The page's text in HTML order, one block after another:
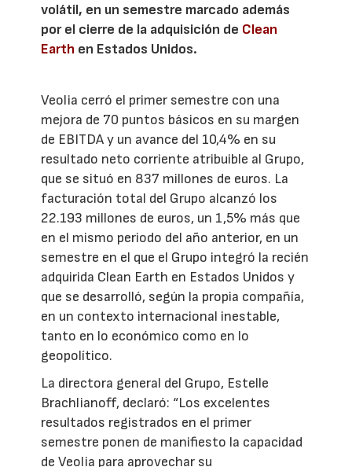
volátil, en un semestre marcado además
por el cierre de la adquisición de Clean
Earth en Estados Unidos.
Veolia cerró el primer semestre con una
mejora de 70 puntos básicos en su margen
de EBITDA y un avance del 10,4% en su
resultado neto corriente atribuible al Grupo,
que se situó en 837 millones de euros. La
facturación total del Grupo alcanzó los
22.193 millones de euros, un 1,5% más que
en el mismo periodo del año anterior, en un
semestre en el que el Grupo integró la recién
adquirida Clean Earth en Estados Unidos y
que se desarrolló, según la propia compañía,
en un contexto internacional inestable,
tanto en lo económico como en lo
geopolítico.
La directora general del Grupo, Estelle
Brachlianoff, declaró: “Los excelentes
resultados registrados en el primer
semestre ponen de manifiesto la capacidad
de Veolia para aprovechar su